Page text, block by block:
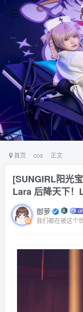
首页 cos 正文
[SUNGIRL阳光
Lara 后降天下
御萝
我们都在被这个